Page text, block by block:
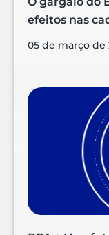
efeitos nas
05 de março de